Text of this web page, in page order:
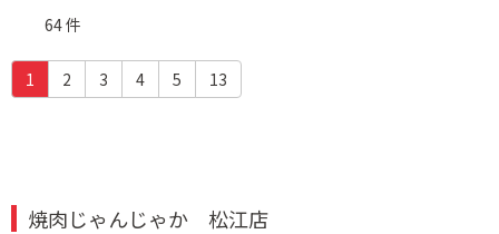
64 件
1
u
t)
2 3 4 5 13
焼肉じゃんじゃか 松江店